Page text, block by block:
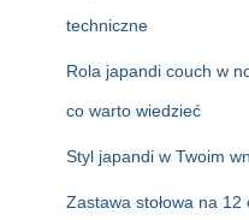
techniczne
Rola japandi couch w
co warto wiedzieć
Styl japandi w Twoim
Zastawa stołowa na